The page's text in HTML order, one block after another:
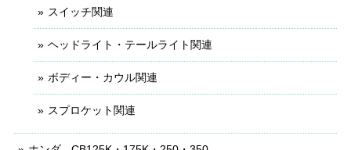
スイッチ関連
ヘッドライト・テールライト関連
ボディー・カウル関連
スプロケット関連